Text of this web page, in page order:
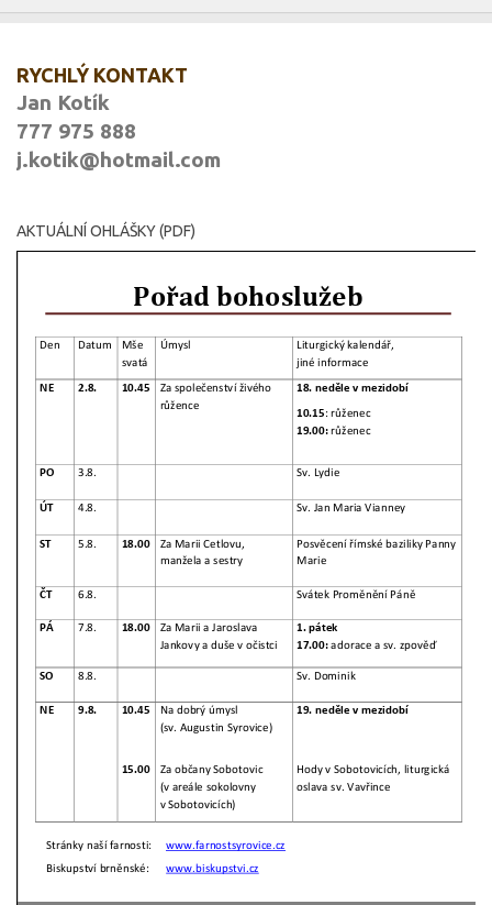
RYCHLÝ KONTAKT
Jan Kotík
777 975 888
j.kotik@hotmail.com
AKTUÁLNÍ OHLÁŠKY (PDF)